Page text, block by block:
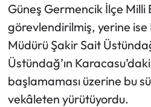
Güneş Germencik İlçe
görevlendirilmiş, yerine
Müdürü Şakir Sait
Üstündağ’ın
başlamaması üzerine bu
vekâleten yürütüyordu.